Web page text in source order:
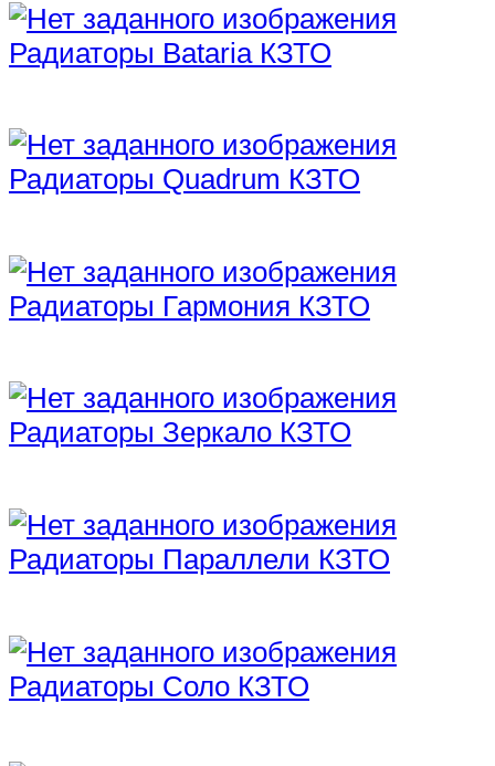
Радиаторы Bataria КЗТО
Радиаторы Quadrum КЗТО
Радиаторы Гармония КЗТО
Радиаторы Зеркало КЗТО
Радиаторы Параллели КЗТО
Радиаторы Соло КЗТО